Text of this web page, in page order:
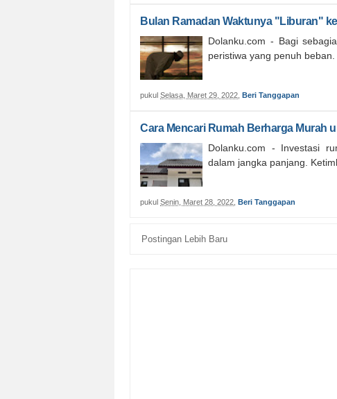
Bulan Ramadan Waktunya "Liburan"
Dolanku.com - Bagi
peristiwa yang penuh
pukul Selasa, Maret 29, 2022 Beri Tanggapan
Cara Mencari Rumah Berharga Murah
Dolanku.com - Investasi
dalam jangka panjang.
pukul Senin, Maret 28, 2022 Beri Tanggapan
Postingan Lebih Baru